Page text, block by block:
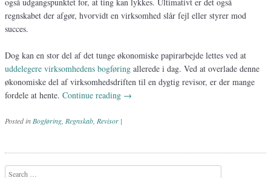
regnskabet der afgør, hvorvidt en virksomhed slår fejl eller styrer mod
succes.
Dog kan en stor del af det tunge økonomiske papirarbejde lettes ved at
uddelegere virksomhedens bogføring allerede i dag. Ved at overlade denne
økonomiske del af virksomhedsdriften til en dygtig revisor, er der mange
fordele at hente. Continue reading →
Posted in Bogføring Regnskab Revisor |
Post navigation
Search